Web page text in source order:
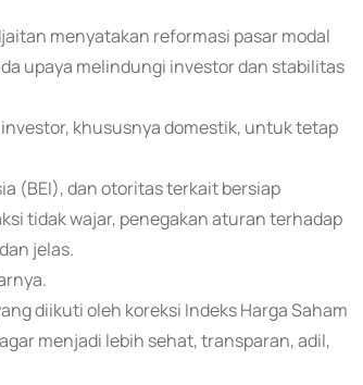
menyatakan reformasi pasar modal
upaya melindungi investor dan stabilitas
khususnya domestik, untuk tetap
(BEI), dan otoritas terkait bersiap
tidak wajar, penegakan aturan terhadap
jelas.
diikuti oleh koreksi Indeks Harga Saham
menjadi lebih sehat, transparan, adil,